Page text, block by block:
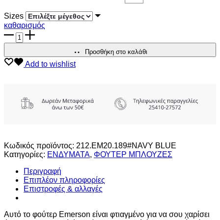
Sizes
καθαρισμός
EMERSON
ΑΝΔΡΙΚΗ
ΦΟΥΤΕΡ
ποσότητα
Προσθήκη στο καλάθι
Add to wishlist
Κωδικός προϊόντος: 212.EM20.189#NAVY BLUE
Κατηγορίες: ΕΝΔΥΜΑΤΑ, ΦΟΥΤΕΡ ΜΠΛΟΥΖΕΣ
Περιγραφή
Επιπλέον πληροφορίες
Επιστροφές & αλλαγές
Αυτό το φούτερ Emerson είναι φτιαγμένο για να σου χαρίσει